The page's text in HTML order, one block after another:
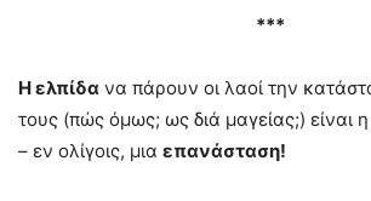
***
Η ελπίδα να πάρουν οι λαοί την
τους (πώς όμως; ως διά μαγείας;) είναι η
– εν ολίγοις, μια επανάσταση!